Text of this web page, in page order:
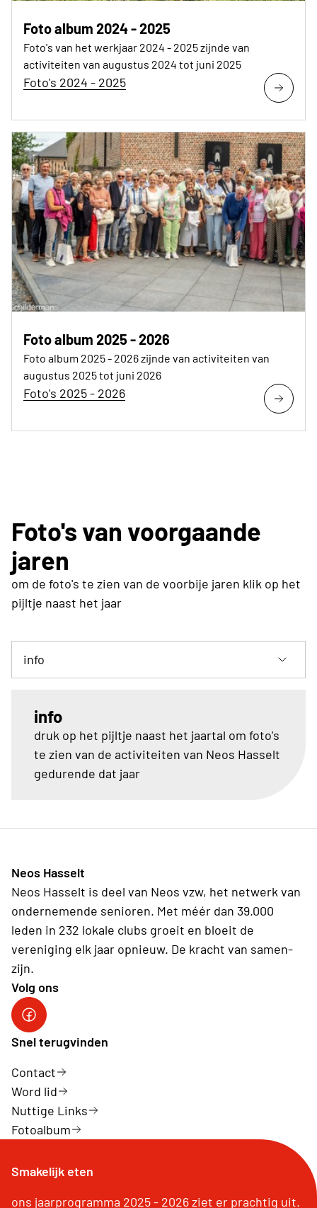
Foto album 2024 - 2025
Foto's van het werkjaar 2024 - 2025 zijnde van
activiteiten van augustus 2024 tot juni 2025
Foto's 2024 - 2025
Foto album 2025 - 2026
Foto album 2025 - 2026 zijnde van activiteiten van
augustus 2025 tot juni 2026
Foto's 2025 - 2026
Foto's van voorgaande
jaren
om de foto's te zien van de voorbije jaren klik op het
pijltje naast het jaar
info
druk op het pijltje naast het jaartal om foto's
te zien van de activiteiten van Neos Hasselt
gedurende dat jaar
Neos Hasselt
Neos Hasselt is deel van Neos vzw, het netwerk van
ondernemende senioren. Met méér dan 39.000
leden in 232 lokale clubs groeit en bloeit de
vereniging elk jaar opnieuw. De kracht van samen-
zijn.
Volg ons
Neos Hasselt
Snel terugvinden
Contact
Word lid
Nuttige Links
Fotoalbum
Smakelijk eten
ons jaarprogramma 2025 - 2026 ziet er prachtig uit.